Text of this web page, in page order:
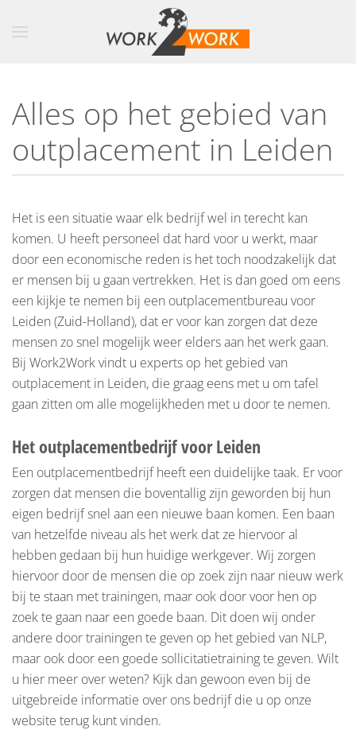
Skip to main content
Alles op het gebied van
outplacement in Leiden
Het is een situatie waar elk bedrijf wel in terecht kan
komen. U heeft personeel dat hard voor u werkt, maar
door een economische reden is het toch noodzakelijk dat
er mensen bij u gaan vertrekken. Het is dan goed om eens
een kijkje te nemen bij een outplacementbureau voor
Leiden (Zuid-Holland), dat er voor kan zorgen dat deze
mensen zo snel mogelijk weer elders aan het werk gaan.
Bij Work2Work vindt u experts op het gebied van
outplacement in Leiden, die graag eens met u om tafel
gaan zitten om alle mogelijkheden met u door te nemen.
Het outplacementbedrijf voor Leiden
Een outplacementbedrijf heeft een duidelijke taak. Er voor
zorgen dat mensen die boventallig zijn geworden bij hun
eigen bedrijf snel aan een nieuwe baan komen. Een baan
van hetzelfde niveau als het werk dat ze hiervoor al
hebben gedaan bij hun huidige werkgever. Wij zorgen
hiervoor door de mensen die op zoek zijn naar nieuw werk
bij te staan met trainingen, maar ook door voor hen op
zoek te gaan naar een goede baan. Dit doen wij onder
andere door trainingen te geven op het gebied van NLP,
maar ook door een goede sollicitatietraining te geven. Wilt
u hier meer over weten? Kijk dan gewoon even bij de
uitgebreide informatie over ons bedrijf die u op onze
website terug kunt vinden.